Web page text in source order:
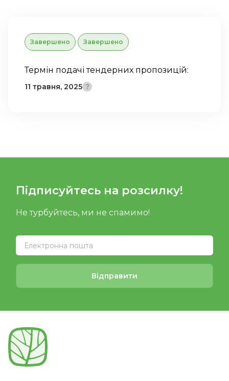
Завершено Завершено
Термін подачі тендерних пропозицій:
11 травня, 2025
Підписуйтесь на розсилку!
Не турбуйтесь, ми не спамимо!
Відправити